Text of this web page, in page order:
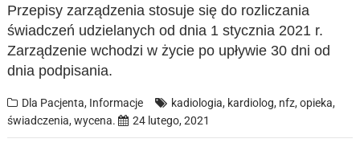
Przepisy zarządzenia stosuje się do rozliczania
świadczeń udzielanych od dnia 1 stycznia 2021 r.
Zarządzenie wchodzi w życie po upływie 30 dni od
dnia podpisania.
Dla Pacjenta, Informacje kadiologia, kardiolog, nfz,opieka,
świadczenia,wycena. 24 lutego, 2021